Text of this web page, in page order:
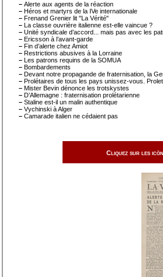
– Alerte aux agents de la réaction
– Héros et martyrs de la IVe internationale
– Frenand Grenier lit "La Vérité"
– La classe ouvrière italienne est-elle vaincue ?
– Unité syndicale d’accord... mais pas avec les
– Ericsson à l’avant-garde
– Fin d’alerte chez Amiot
– Restrictions abusives à la Lorraine
– Les patrons requins de la SOMUA
– Bombardements
– Devant notre propagande de fraternisation, la
– Prolétaires de tous les pays unissez-vous.
– Mister Bevin dénonce les trotskystes
– D’Allemagne : fraternisation prolétarienne
– Staline est-il un malin authentique
– Vychinski à Alger
– Camarade italien ne cédaient pas
Cliquez sur les